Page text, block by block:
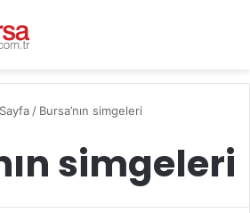
/ Bursa’nın simgeleri
simgeleri